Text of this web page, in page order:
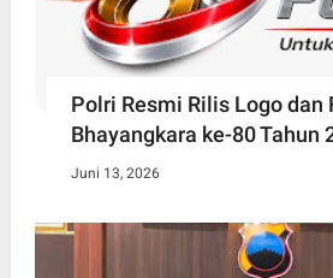
Polri Resmi Rilis Logo dan
Bhayangkara ke-80 Tahun
Juni 13, 2026